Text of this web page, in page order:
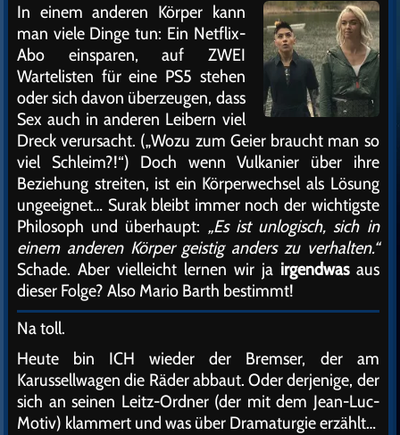
In einem anderen Körper kann
man viele Dinge tun: Ein Netflix-
Abo einsparen, auf ZWEI
Wartelisten für eine PS5 stehen
oder sich davon überzeugen, dass
Sex auch in anderen Leibern viel
Dreck verursacht. („Wozu zum Geier braucht man so
viel Schleim?!“) Doch wenn Vulkanier über ihre
Beziehung streiten, ist ein Körperwechsel als Lösung
ungeeignet… Surak bleibt immer noch der wichtigste
Philosoph und überhaupt: „Es ist unlogisch, sich in
einem anderen Körper geistig anders zu verhalten.“
Schade. Aber vielleicht lernen wir ja irgendwasaus
dieser Folge? Also Mario Barth bestimmt!
Na toll.
Heute bin ICH wieder der Bremser, der am
Karussellwagen die Räder abbaut. Oder derjenige, der
sich an seinen Leitz-Ordner (der mit dem Jean-Luc-
Motiv) klammert und was über Dramaturgie erzählt…